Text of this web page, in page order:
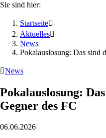
Sie sind hier:
Startseite
Aktuelles
News
Pokalauslosung: Das sind
News
Pokalauslosung:
Gegner des FC
06.06.2026